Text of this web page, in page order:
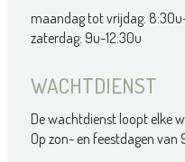
maandag tot vrijdag:
zaterdag: 9u-12:30u
WACHTDIENST
De wachtdienst loopt elke
Op zon- en feestdagen van